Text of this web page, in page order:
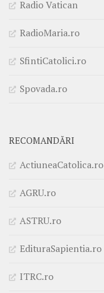
Radio Vatican
RadioMaria.ro
SfintiCatolici.ro
Spovada.ro
RECOMANDĂRI
ActiuneaCatolica.ro
AGRU.ro
ASTRU.ro
EdituraSapientia.ro
ITRC.ro